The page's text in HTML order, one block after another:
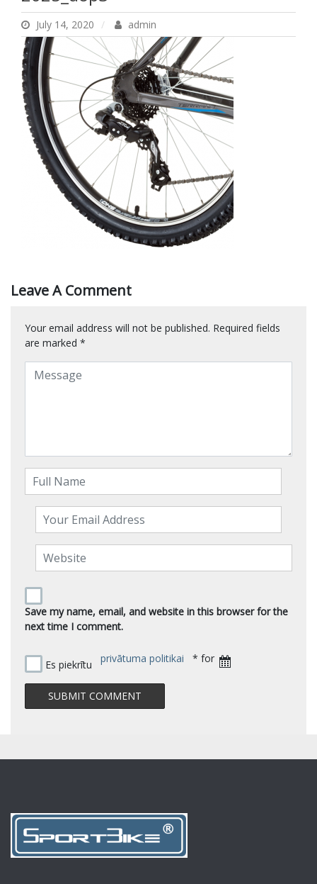
July 14, 2020 admin
Leave A Comment
Your email address will not be published. Required fields
are marked *
Save my name, email, and website in this browser for the
next time I comment.
Es piekrītu privātuma politikai * for